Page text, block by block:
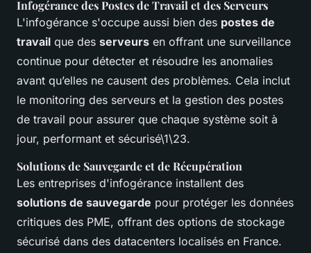
Infogérance des Postes de Travail et des Serveurs
L'infogérance s'occupe aussi bien des postes de
travail que des serveurs en offrant une surveillance
continue pour détecter et résoudre les anomalies
avant qu’elles ne causent des problèmes. Cela inclut
le monitoring des serveurs et la gestion des postes
de travail pour assurer que chaque système soit à
jour, performant et sécurisé\1\23.
Solutions de Sauvegarde et de Récupération
Les entreprises d'infogérance installent des
solutions de sauvegarde pour protéger les données
critiques des PME, offrant des options de stockage
sécurisé dans des datacenters localisés en France.